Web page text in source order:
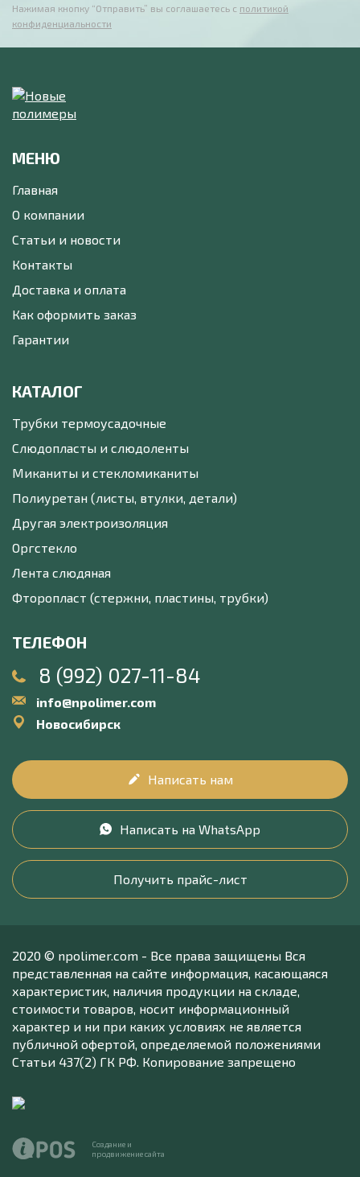
Нажимая кнопку “Отправить” вы соглашаетесь с политикой
конфиденциальности
МЕНЮ
Главная
О компании
Статьи и новости
Контакты
Доставка и оплата
Как оформить заказ
Гарантии
КАТАЛОГ
Трубки термоусадочные
Слюдопласты и слюдоленты
Миканиты и стекломиканиты
Полиуретан (листы, втулки, детали)
Другая электроизоляция
Оргстекло
Лента слюдяная
Фторопласт (стержни, пластины, трубки)
ТЕЛЕФОН
8 (992) 027-11-84
info@npolimer.com
Новосибирск
Написать нам
Написать на WhatsApp
Получить прайс-лист
2020 © npolimer.com - Все права защищены Вся
представленная на сайте информация, касающаяся
характеристик, наличия продукции на складе,
стоимости товаров, носит информационный
характер и ни при каких условиях не является
публичной офертой, определяемой положениями
Статьи 437(2) ГК РФ. Копирование запрещено
Создание и
продвижение сайта